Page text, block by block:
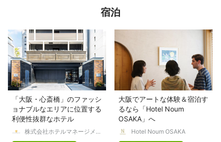
宿泊
「大阪・心斎橋」のファッシ
ョナブルなエリアに位置する
利便性抜群なホテル
株式会社ホテルマネージメン
大阪でアートな体験＆宿泊す
るなら「Hotel Noum
OSAKA」へ
Hotel Noum OSAKA